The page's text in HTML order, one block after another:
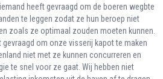
heeft gevraagd om de boeren wegbte
te leggen zodat ze hun beroep niet
zoals ze optimaal zouden moeten kunnen.
gevraagd om onze visserij kapot te maken
niet met ze kunnen concurreren en
te snel voor ze gaat. Wij hebben niet